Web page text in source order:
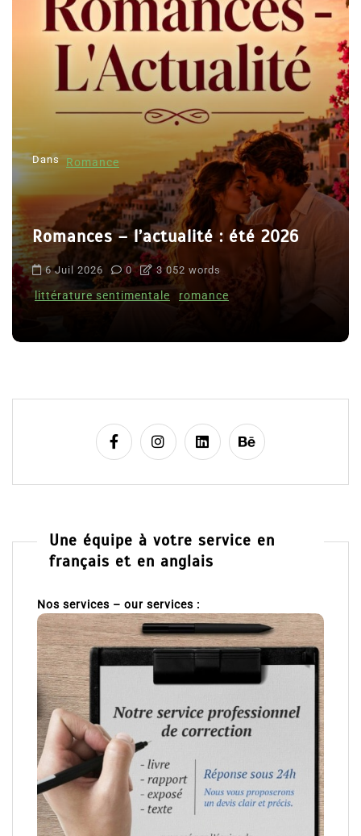
Dans Romance
Romances – l’actualité : été 2026
6 Juil 2026 0 3 052 words
littérature sentimentale romance
Une équipe à votre service en
français et en anglais
Nos services – our services :